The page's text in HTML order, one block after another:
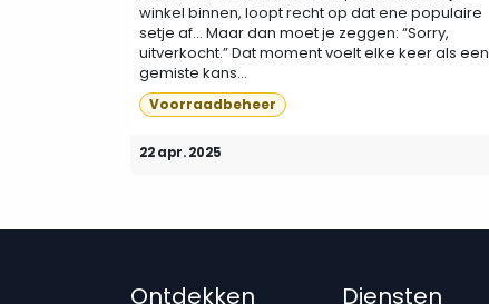
winkel binnen, loopt recht op dat ene populaire
setje af… Maar dan moet je zeggen: “Sorry,
uitverkocht.” Dat moment voelt elke keer als een
gemiste kans...
Voorraadbeheer
22 apr. 2025
Ontdekken Diensten